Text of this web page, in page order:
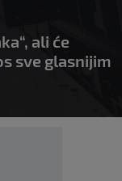
ali će
sve glasnijim